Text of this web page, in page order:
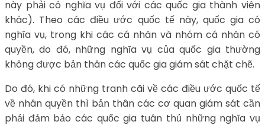
này phải có nghĩa vụ đối với các quốc gia thành viên
khác). Theo các điều ước quốc tế này, quốc gia có
nghĩa vụ, trong khi các cá nhân và nhóm cá nhân có
quyền, do đó, những nghĩa vụ của quốc gia thường
không được bản thân các quốc gia giám sát chặt chẽ.
Do đó, khi có những tranh cãi về các điều ước quốc tế
về nhân quyền thì bản thân các cơ quan giám sát cần
phải đảm bảo các quốc gia tuân thủ những nghĩa vụ